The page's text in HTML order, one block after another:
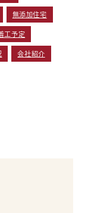
無添加住宅
工予定
会社紹介